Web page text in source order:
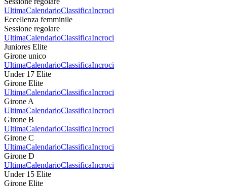
UltimaCalendarioClassificaIncroci
Eccellenza femminile
Sessione regolare
UltimaCalendarioClassificaIncroci
Juniores Elite
Girone unico
UltimaCalendarioClassificaIncroci
Under 17 Elite
Girone Elite
UltimaCalendarioClassificaIncroci
Girone A
UltimaCalendarioClassificaIncroci
Girone B
UltimaCalendarioClassificaIncroci
Girone C
UltimaCalendarioClassificaIncroci
Girone D
UltimaCalendarioClassificaIncroci
Under 15 Elite
Girone Elite